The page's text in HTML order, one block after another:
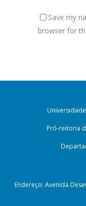
Save my
browser for
Universidade
Pró-reitoria
Endereço: Avenida